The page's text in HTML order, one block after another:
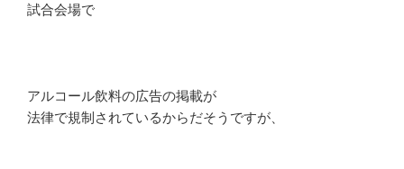
試合会場で
アルコール飲料の広告の掲載が
法律で規制されているからだそうですが、